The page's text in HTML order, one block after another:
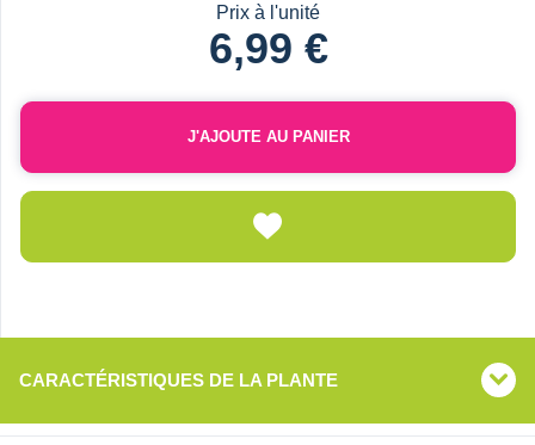
Prix à l'unité
6,99 €
J'AJOUTE AU PANIER
CARACTÉRISTIQUES DE LA PLANTE